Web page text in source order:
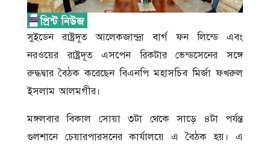
সুইডেন রাষ্ট্রদূত আলেকজান্দ্রা বার্গ ফন লিন্ডে এবং
নরওয়ের রাষ্ট্রদূত এসপেন রিকটার ভেন্ডসেনের সঙ্গে
রুদ্ধদ্বার বৈঠক করেছেন বিএনপি মহাসচিব মির্জা ফখরুল
ইসলাম আলমগীর।
মঙ্গলবার বিকাল সোয়া ৩টা থেকে সাড়ে ৪টা পর্যন্ত
গুলশানে চেয়ারপারসনের কার্যালয়ে এ বৈঠক হয়। এ